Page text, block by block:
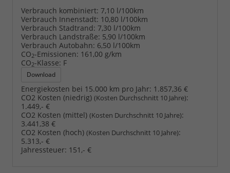
Verbrauch kombiniert: 7,10 l/100km
Verbrauch Innenstadt: 10,80 l/100km
Verbrauch Stadtrand: 7,30 l/100km
Verbrauch Landstraße: 5,90 l/100km
Verbrauch Autobahn: 6,50 l/100km
CO2-Emissionen: 161,00 g/km
CO2-Klasse: F
Download
Energiekosten bei 15.000 km pro Jahr: 1.857,36 €
CO2 Kosten (niedrig) (Kosten Durchschnitt 10 Jahre):
1.449,- €
CO2 Kosten (mittel) (Kosten Durchschnitt 10 Jahre):
3.441,38 €
CO2 Kosten (hoch) (Kosten Durchschnitt 10 Jahre):
5.313,- €
Jahressteuer: 151,- €